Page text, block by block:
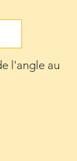
l'angle au